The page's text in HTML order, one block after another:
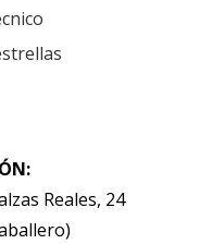
Reales, 24